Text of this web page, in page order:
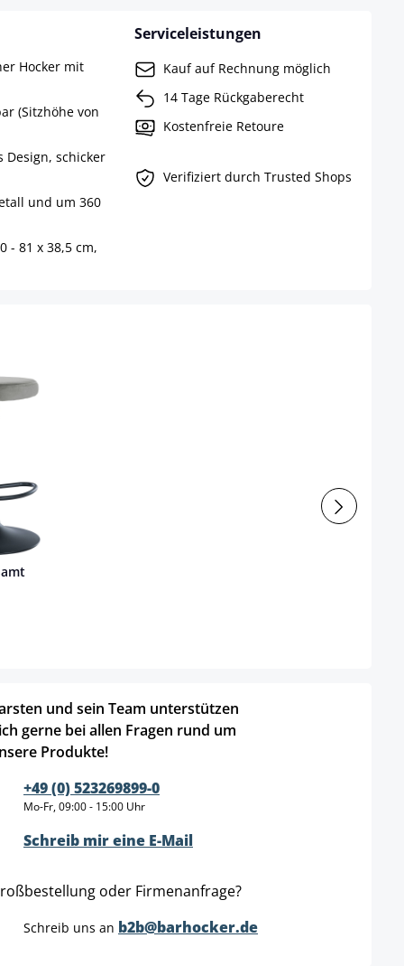
Hocker mit
(Sitzhöhe von
Design, schicker
und um 360
- 81 x 38,5 cm,
Serviceleistungen
Kauf auf Rechnung möglich
14 Tage Rückgaberecht
Kostenfreie Retoure
Verifiziert durch Trusted Shops
und sein Team unterstützen
gerne bei allen Fragen rund um
Produkte!
+49 (0) 523269899-0
Mo-Fr, 09:00 - 15:00 Uhr
Schreib mir eine E-Mail
oder Firmenanfrage?
Schreib uns an b2b@barhocker.de